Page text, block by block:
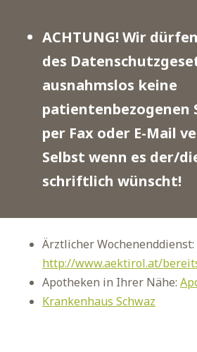
ACHTUNG! Wir
des
ausnahmslos keine
patientenbezogenen
per Fax oder E-Mail
Selbst wenn es der/
schriftlich wünscht!
Ärztlicher Wochenenddienst:
http://www.aektirol.at/
Apotheken in Ihrer Nähe:
Krankenhaus Schwaz